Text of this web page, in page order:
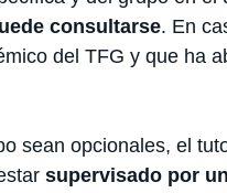
consultarse. En
del TFG y que ha
sean opcionales, el
supervisado por